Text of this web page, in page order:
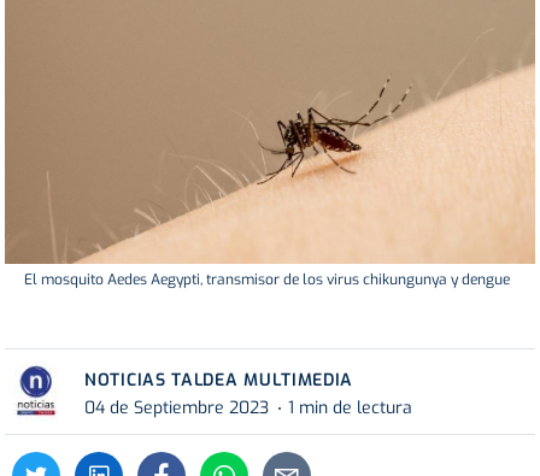
El mosquito Aedes Aegypti, transmisor de los virus chikungunya y dengue
NOTICIAS TALDEA MULTIMEDIA
04 de Septiembre 2023
1 min de lectura